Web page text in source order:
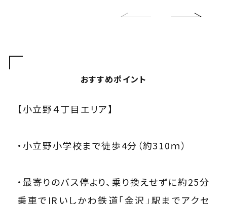
076-259-6861
おすすめポイント
【小立野４丁目エリア】
・小立野小学校まで徒歩4分（約310ｍ）
・最寄りのバス停より、乗り換えせずに約25分
乗車でIRいしかわ鉄道「金沢」駅までアクセ